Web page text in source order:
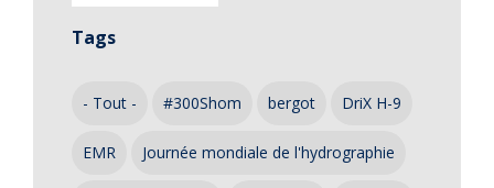
Tags
- Tout - #300Shom bergot DriX H-9
EMR Journée mondiale de l'hydrographie